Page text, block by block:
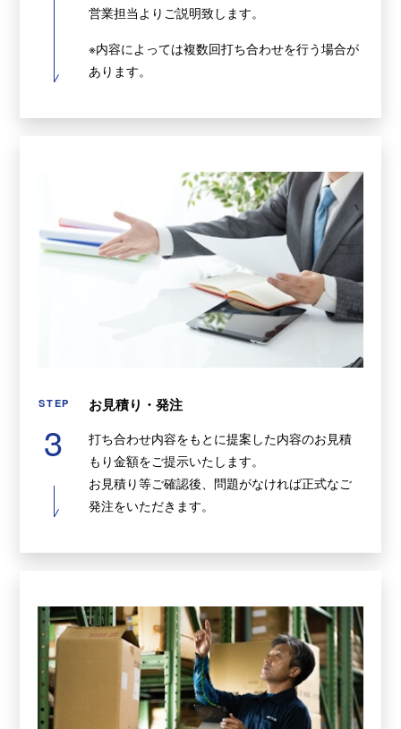
営業担当よりご説明致します。
※内容によっては複数回打ち合わせを行う場合が
あります。
STEP
3
お見積り・発注
打ち合わせ内容をもとに提案した内容のお見積
もり金額をご提示いたします。
お見積り等ご確認後、問題がなければ正式なご
発注をいただきます。